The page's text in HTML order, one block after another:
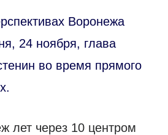
Воронежа
24 ноября, глава
во время прямого
лет через 10 центром